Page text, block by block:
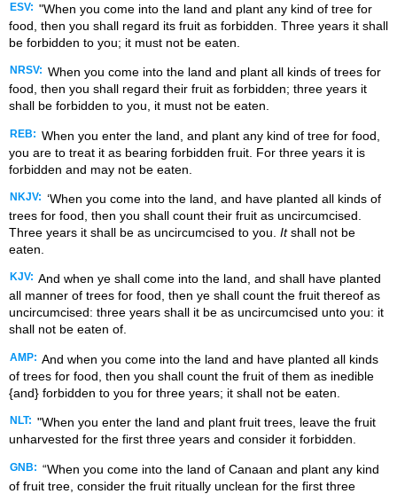
ESV: "When you come into the land and plant any kind of tree for
food, then you shall regard its fruit as forbidden. Three years it shall
be forbidden to you; it must not be eaten.
NRSV: When you come into the land and plant all kinds of trees for
food, then you shall regard their fruit as forbidden; three years it
shall be forbidden to you, it must not be eaten.
REB: When you enter the land, and plant any kind of tree for food,
you are to treat it as bearing forbidden fruit. For three years it is
forbidden and may not be eaten.
NKJV: ‘When you come into the land, and have planted all kinds of
trees for food, then you shall count their fruit as uncircumcised.
Three years it shall be as uncircumcised to you. Itshall not be
eaten.
KJV: And when ye shall come into the land, and shall have planted
all manner of trees for food, then ye shall count the fruit thereof as
uncircumcised: three years shall it be as uncircumcised unto you: it
shall not be eaten of.
AMP: And when you come into the land and have planted all kinds
of trees for food, then you shall count the fruit of them as inedible
{and} forbidden to you for three years; it shall not be eaten.
NLT: "When you enter the land and plant fruit trees, leave the fruit
unharvested for the first three years and consider it forbidden.
GNB: “When you come into the land of Canaan and plant any kind
of fruit tree, consider the fruit ritually unclean for the first three